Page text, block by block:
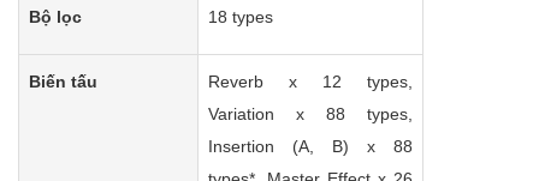
Bộ lọc 18 types
Biến tấu
Reverb x 12 types,
Variation x 88 types,
Insertion (A, B) x 88